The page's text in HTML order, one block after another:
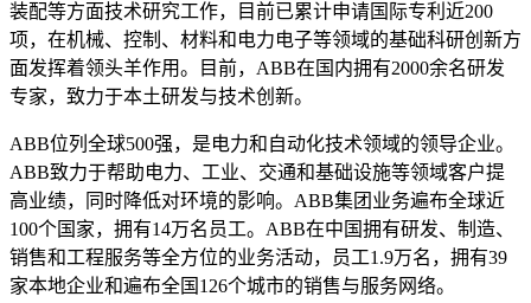
装配等方面技术研究工作，目前已累计申请国际专利近200
项，在机械、控制、材料和电力电子等领域的基础科研创新方
面发挥着领头羊作用。目前，ABB在国内拥有2000余名研发
专家，致力于本土研发与技术创新。
ABB位列全球500强，是电力和自动化技术领域的领导企业。
ABB致力于帮助电力、工业、交通和基础设施等领域客户提
高业绩，同时降低对环境的影响。ABB集团业务遍布全球近
100个国家，拥有14万名员工。ABB在中国拥有研发、制造、
销售和工程服务等全方位的业务活动，员工1.9万名，拥有39
家本地企业和遍布全国126个城市的销售与服务网络。